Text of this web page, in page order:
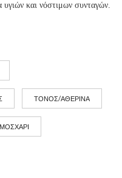
και νόστιμων συνταγών.
ΤΟΝΟΣ/ΑΘΕΡΙΝΑ